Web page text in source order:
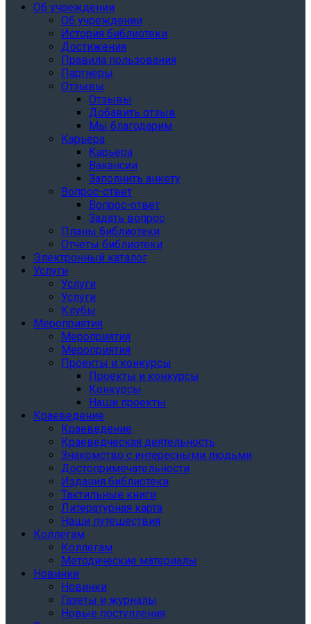
Об учреждении
Об учреждении
История библиотеки
Достижения
Правила пользования
Партнёры
Отзывы
Отзывы
Добавить отзыв
Мы благодарим
Карьера
Карьера
Вакансии
Заполнить анкету
Вопрос-ответ
Вопрос-ответ
Задать вопрос
Планы библиотеки
Отчеты библиотеки
Электронный каталог
Услуги
Услуги
Услуги
Клубы
Мероприятия
Мероприятия
Мероприятия
Проекты и конкурсы
Проекты и конкурсы
Конкурсы
Наши проекты
Краеведение
Краеведение
Краеведческая деятельность
Знакомство с интересными людьми
Достопримечательности
Издания библиотеки
Тактильные книги
Литературная карта
Наши путешествия
Коллегам
Коллегам
Методические материалы
Новинки
Новинки
Газеты и журналы
Новые поступления